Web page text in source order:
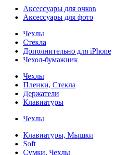
Аксессуары для очков
Аксессуары для фото
Чехлы
Стекла
Дополнительно для iPhone
Чехол-бумажник
Чехлы
Пленки, Стекла
Держатели
Клавиатуры
Чехлы
Клавиатуры, Мышки
Soft
Сумки, Чехлы